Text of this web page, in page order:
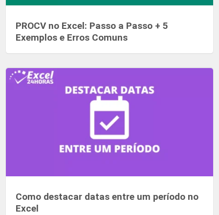
PROCV no Excel: Passo a Passo + 5
Exemplos e Erros Comuns
Como destacar datas entre um período no
Excel